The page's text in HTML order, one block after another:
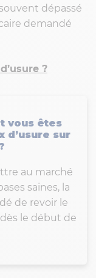
dépassé
demandé
?
vous êtes
d’usure sur
au marché
saines, la
de revoir le
le début de